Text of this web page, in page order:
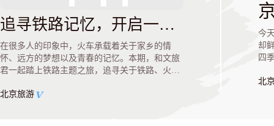
追寻铁路记忆，开启一场铁路主题怀旧之旅
在很多人的印象中，火车承载着关于家乡的情
怀、远方的梦想以及青春的记忆。本期，和文旅
君一起踏上铁路主题之旅，追寻关于铁路、火车
北京旅游
“
今
却
四
北